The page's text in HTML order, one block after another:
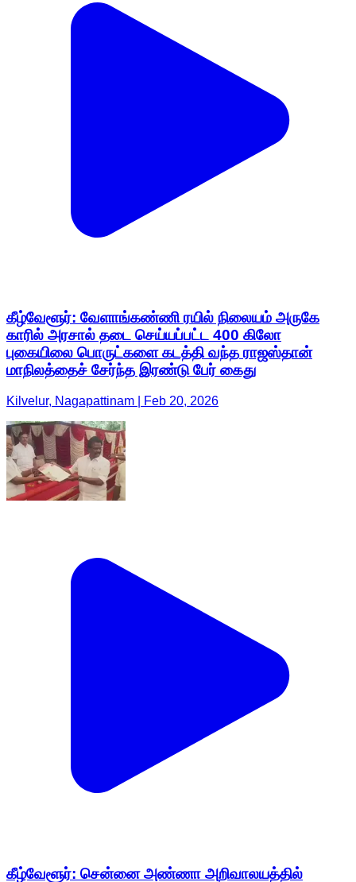
கீழ்வேளூர்: வேளாங்கண்ணி ரயில் நிலையம் அருகே
காரில் அரசால் தடை செய்யப்பட்ட 400 கிலோ
புகையிலை பொருட்களை கடத்தி வந்த ராஜஸ்தான்
மாநிலத்தைச் சேர்ந்த இரண்டு பேர் கைது
Kilvelur, Nagapattinam | Feb 20, 2026
கீழ்வேளூர்: சென்னை அண்ணா அறிவாலயத்தில்